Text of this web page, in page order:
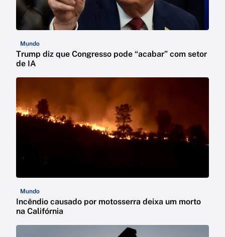
Mundo
Trump diz que Congresso pode “acabar” com setor
de IA
Mundo
Incêndio causado por motosserra deixa um morto
na Califórnia